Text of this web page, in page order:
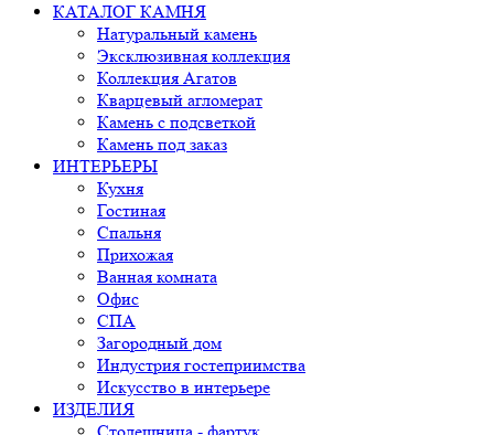
КАТАЛОГ КАМНЯ
Натуральный камень
Эксклюзивная коллекция
Коллекция Агатов
Кварцевый агломерат
Камень с подсветкой
Камень под заказ
ИНТЕРЬЕРЫ
Кухня
Гостиная
Спальня
Прихожая
Ванная комната
Офис
СПА
Загородный дом
Индустрия гостеприимства
Искусство в интерьере
ИЗДЕЛИЯ